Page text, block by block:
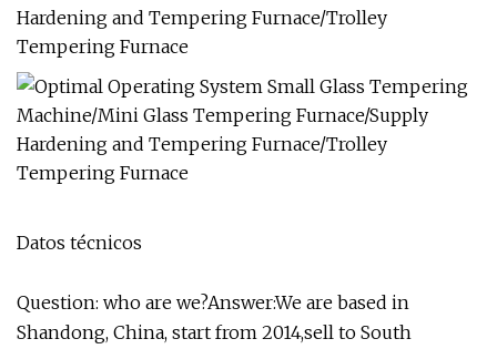
Datos técnicos
Question: who are we?Answer:We are based in
Shandong, China, start from 2014,sell to South